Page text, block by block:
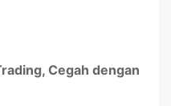
Cegah dengan